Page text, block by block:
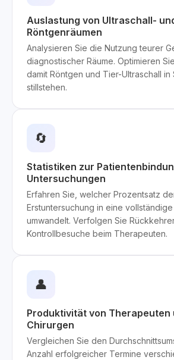
Auslastung von Ultraschall-
Röntgenräumen
Analysieren Sie die Nutzung teurer
diagnostischer Räume. Optimieren
damit Röntgen und Tier-Ultraschall
stillstehen.
🔄
Statistiken zur
Untersuchungen
Erfahren Sie, welcher Prozentsatz
Erstuntersuchung in eine
umwandelt. Verfolgen Sie
Kontrollbesuche beim Therapeuten.
👤
Produktivität von Therapeuten
Chirurgen
Vergleichen Sie den
Anzahl erfolgreicher Termine